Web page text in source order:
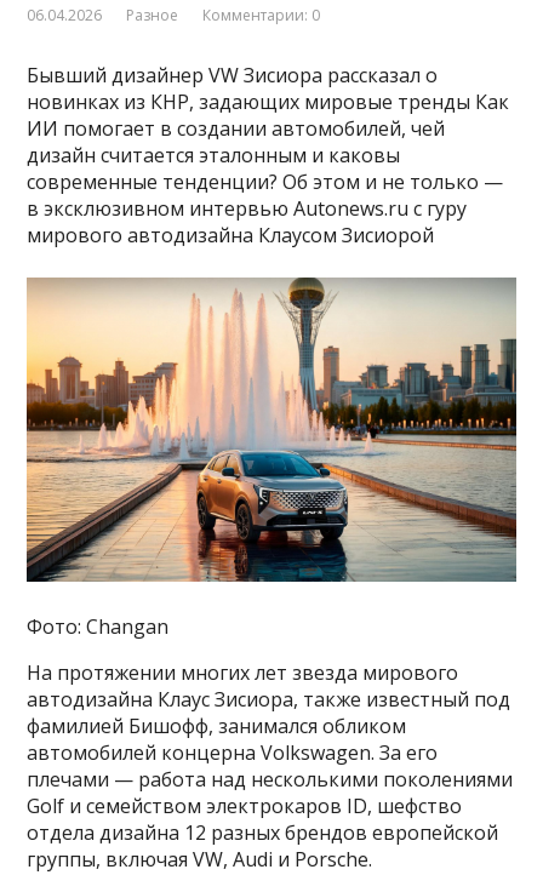
06.04.2026 Разное Комментарии: 0
Бывший дизайнер VW Зисиора рассказал о
новинках из КНР, задающих мировые тренды Как
ИИ помогает в создании автомобилей, чей
дизайн считается эталонным и каковы
современные тенденции? Об этом и не только —
в эксклюзивном интервью Autonews.ru с гуру
мирового автодизайна Клаусом Зисиорой
Фото: Changan
На протяжении многих лет звезда мирового
автодизайна Клаус Зисиора, также известный под
фамилией Бишофф, занимался обликом
автомобилей концерна Volkswagen. За его
плечами — работа над несколькими поколениями
Golf и семейством электрокаров ID, шефство
отдела дизайна 12 разных брендов европейской
группы, включая VW, Audi и Porsche.